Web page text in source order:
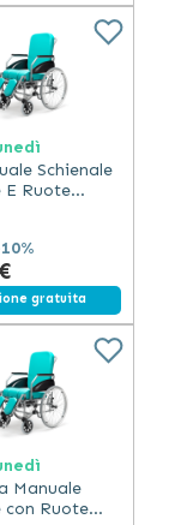
comodo più
servizio clienti
Schienale
E Ruote
gratuita
Manuale
con Ruote